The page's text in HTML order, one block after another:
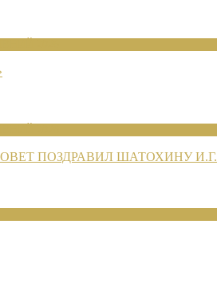
ПОЗДРАВИЛ ШАТОХИНУ И.Г.